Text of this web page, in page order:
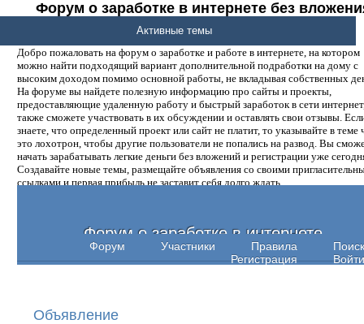
Форум о заработке в интернете без
денег.
Добро пожаловать на форум о заработке и работе в интернете, на котором
можно найти подходящий вариант дополнительной подработки на дому с
высоким доходом помимо основной работы, не вкладывая собственных
На форуме вы найдете полезную информацию про сайты и проекты,
предоставляющие удаленную работу и быстрый заработок в сети
также сможете участвовать в их обсуждении и оставлять свои отзывы.
знаете, что определенный проект или сайт не платит, то указывайте в теме
это лохотрон, чтобы другие пользователи не попались на развод. Вы
начать зарабатывать легкие деньги без вложений и регистрации уже
Создавайте новые темы, размещайте объявления со своими
ссылками и первая прибыль не заставит себя долго ждать.
Форум о заработке в интернете
Форум Участники Правила
Поиск
Регистрация
Войти
Активные темы
Объявление